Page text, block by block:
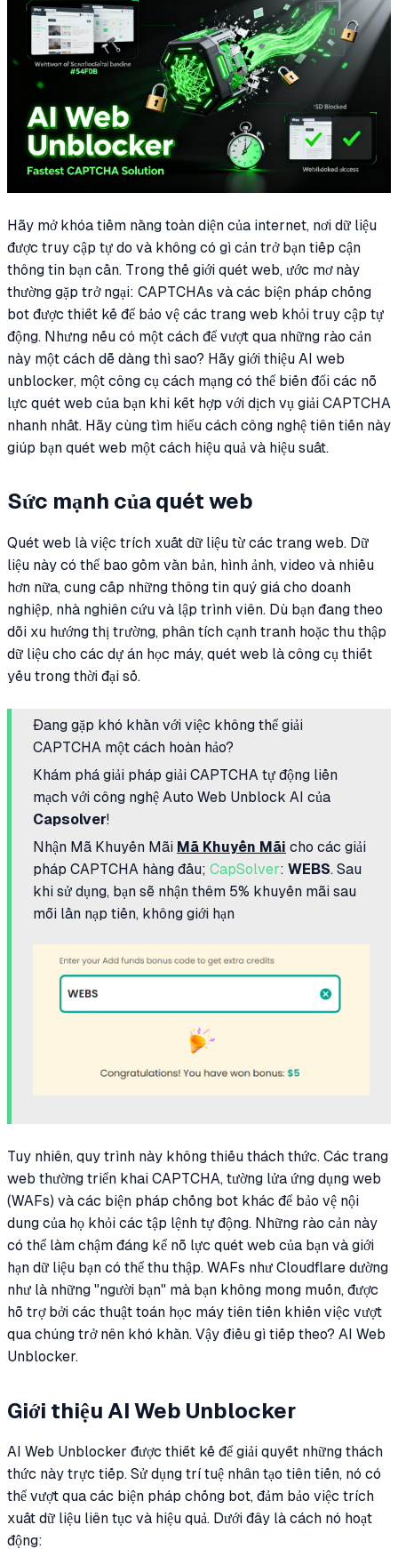
Hãy mở khóa tiềm năng toàn diện của internet, nơi dữ liệu
được truy cập tự do và không có gì cản trở bạn tiếp cận
thông tin bạn cần. Trong thế giới quét web, ước mơ này
thường gặp trở ngại: CAPTCHAs và các biện pháp chống
bot được thiết kế để bảo vệ các trang web khỏi truy cập tự
động. Nhưng nếu có một cách để vượt qua những rào cản
này một cách dễ dàng thì sao? Hãy giới thiệu AI web
unblocker, một công cụ cách mạng có thể biến đổi các nỗ
lực quét web của bạn khi kết hợp với dịch vụ giải CAPTCHA
nhanh nhất. Hãy cùng tìm hiểu cách công nghệ tiên tiến này
giúp bạn quét web một cách hiệu quả và hiệu suất.
Sức mạnh của quét web
Quét web là việc trích xuất dữ liệu từ các trang web. Dữ
liệu này có thể bao gồm văn bản, hình ảnh, video và nhiều
hơn nữa, cung cấp những thông tin quý giá cho doanh
nghiệp, nhà nghiên cứu và lập trình viên. Dù bạn đang theo
dõi xu hướng thị trường, phân tích cạnh tranh hoặc thu thập
dữ liệu cho các dự án học máy, quét web là công cụ thiết
yếu trong thời đại số.
Đang gặp khó khăn với việc không thể giải
CAPTCHA một cách hoàn hảo?
Khám phá giải pháp giải CAPTCHA tự động liền
mạch với công nghệ Auto Web Unblock AI của
Capsolver!
Nhận Mã Khuyến Mãi Mã Khuyến Mãi cho các giải
pháp CAPTCHA hàng đầu; CapSolver: WEBS. Sau
khi sử dụng, bạn sẽ nhận thêm 5% khuyến mãi sau
mỗi lần nạp tiền, không giới hạn
Tuy nhiên, quy trình này không thiếu thách thức. Các trang
web thường triển khai CAPTCHA, tường lửa ứng dụng web
(WAFs) và các biện pháp chống bot khác để bảo vệ nội
dung của họ khỏi các tập lệnh tự động. Những rào cản này
có thể làm chậm đáng kể nỗ lực quét web của bạn và giới
hạn dữ liệu bạn có thể thu thập. WAFs như Cloudflare dường
như là những "người bạn" mà bạn không mong muốn, được
hỗ trợ bởi các thuật toán học máy tiên tiến khiến việc vượt
qua chúng trở nên khó khăn. Vậy điều gì tiếp theo? AI Web
Unblocker.
Giới thiệu AI Web Unblocker
AI Web Unblocker được thiết kế để giải quyết những thách
thức này trực tiếp. Sử dụng trí tuệ nhân tạo tiên tiến, nó có
thể vượt qua các biện pháp chống bot, đảm bảo việc trích
xuất dữ liệu liên tục và hiệu quả. Dưới đây là cách nó hoạt
động: